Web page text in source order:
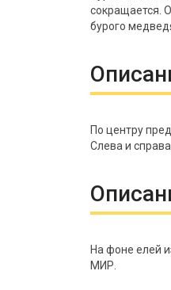
сокращается.
бурого
По центру
Слева и
На фоне елей
МИР.